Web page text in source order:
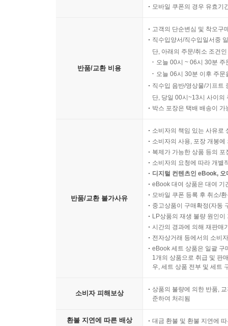
모바일 쿠폰의 경우 유효기
반품/교환 비용
고객의 단순변심 및 착오구
직수입양서/직수입일서중
단, 아래의 주문/취소 조건
오늘 00시 ~ 06시 30분
오늘 06시 30분 이후 주
직수입 음반/영상물/기프트
단, 당일 00시~13시 사이의
박스 포장은 택배 배송이
반품/교환 불가사유
소비자의 책임 있는 사유로
소비자의 사용, 포장 개봉
복제가 가능한 상품 등의
소비자의 요청에 따라 개별
디지털 컨텐츠인 eBook,
eBook 대여 상품은 대여 기
모바일 쿠폰 등록 후 취소/
중고상품이 구매확정(자동
LP상품의 재생 불량 원인
시간의 경과에 의해 재판매
전자상거래 등에서의 소비
eBook 세트 상품은 일괄 구
1개의 상품으로 취급 및 판
우, 세트 상품 전부 및 세트
소비자 피해보상
상품의 불량에 의한 반품,
준하여 처리됨
환불 지연에 따른 배상 대금 환불 및 환불 지연에